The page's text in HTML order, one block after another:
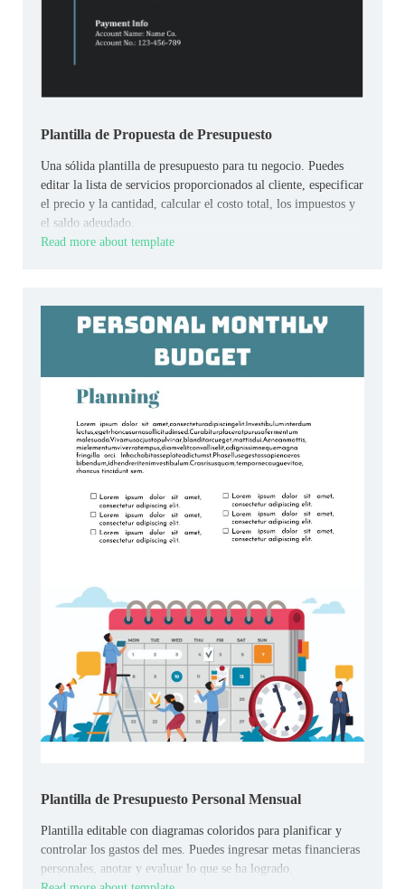
Plantilla de Propuesta de Presupuesto
Una sólida plantilla de presupuesto para tu negocio. Puedes
editar la lista de servicios proporcionados al cliente, especificar
el precio y la cantidad, calcular el costo total, los impuestos y
el saldo adeudado.
Read more about template
Plantilla de Presupuesto Personal Mensual
Plantilla editable con diagramas coloridos para planificar y
controlar los gastos del mes. Puedes ingresar metas financieras
personales, anotar y evaluar lo que se ha logrado.